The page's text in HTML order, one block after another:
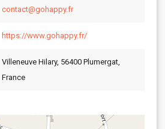
contact@gohappy.fr
https://www.gohappy.fr/
Villeneuve Hilary, 56400 Plumergat,
France